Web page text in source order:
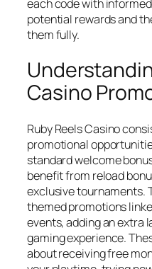
each code with
potential rewards and
them fully.
Casino
Ruby Reels Casino
promotional
standard welcome
benefit from reload
exclusive tournaments.
themed promotions
events, adding an extra
gaming experience.
about receiving free